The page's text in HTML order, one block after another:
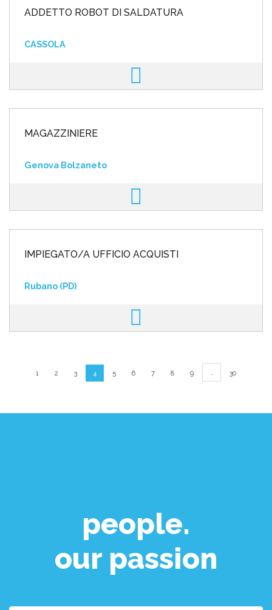
ADDETTO ROBOT DI SALDATURA
CASSOLA
MAGAZZINIERE
Genova Bolzaneto
IMPIEGATO/A UFFICIO ACQUISTI
Rubano (PD)
1 2 3 4 5 6 7 8 9 30
people.
our passion